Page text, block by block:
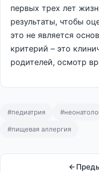
первых трех лет
результаты, чтобы
это не является
критерий – это
родителей, осмотр
#педиатрия
#пищевая аллергия